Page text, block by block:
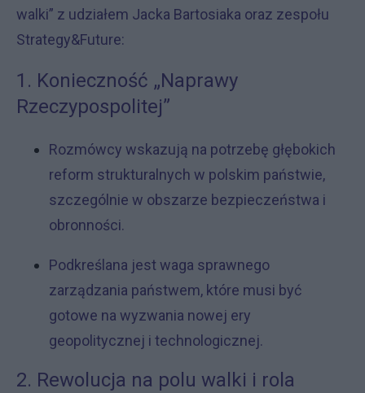
walki” z udziałem Jacka Bartosiaka oraz zespołu
Strategy&Future:
1. Konieczność „Naprawy
Rzeczypospolitej”
Rozmówcy wskazują na potrzebę głębokich
reform strukturalnych w polskim państwie,
szczególnie w obszarze bezpieczeństwa i
obronności.
Podkreślana jest waga sprawnego
zarządzania państwem, które musi być
gotowe na wyzwania nowej ery
geopolitycznej i technologicznej.
2. Rewolucja na polu walki i rola